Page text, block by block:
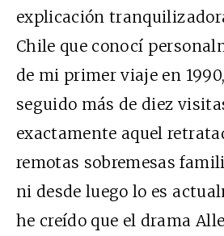
explicación
Chile que conocí
de mi primer viaje en
seguido más de diez
exactamente aquel
remotas sobremesas
ni desde luego lo es
he creído que el drama